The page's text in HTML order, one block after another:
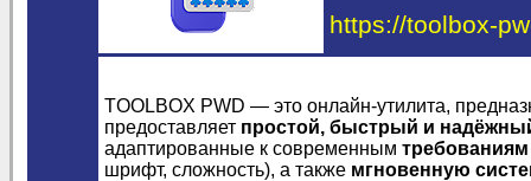
https://toolbox-
TOOLBOX PWD — это онлайн-утилита,
предоставляет простой, быстрый и
адаптированные к современным
шрифт, сложность), а также мгновенную